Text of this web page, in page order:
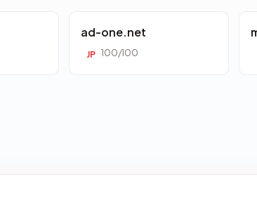
ad-one.net
JP 100/100